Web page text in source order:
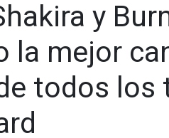
y
la mejor
todos los